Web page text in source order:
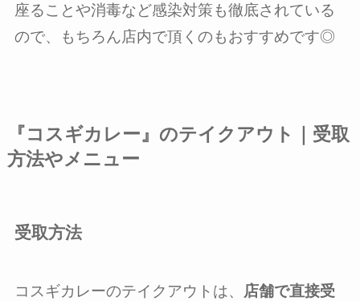
座ることや消毒など感染対策も徹底されている
ので、もちろん店内で頂くのもおすすめです◎
『コスギカレー』のテイクアウト｜受取
方法やメニュー
受取方法
コスギカレーのテイクアウトは、 店舗で直接受